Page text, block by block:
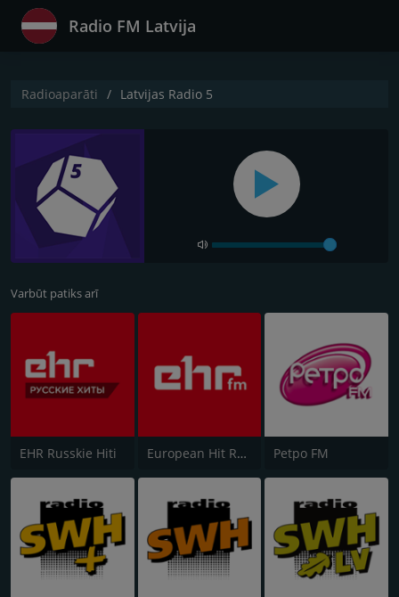
Radio FM Latvija
Radioaparāti Latvijas Radio 5
Varbūt patiks arī
EHR Russkie Hiti European Hit Radio (EHR) Petpo FM